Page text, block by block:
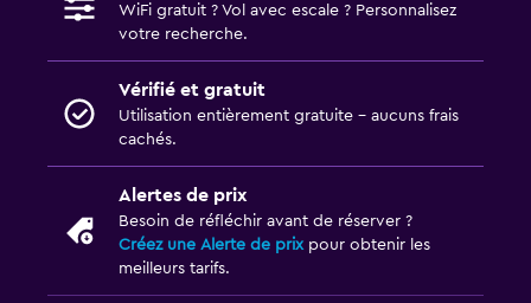
WiFi gratuit ? Vol avec escale ? Personnalisez
votre recherche.
Vérifié et gratuit
Utilisation entièrement gratuite - aucuns frais
cachés.
Alertes de prix
Besoin de réfléchir avant de réserver ?
Créez une Alerte de prix pour obtenir les
meilleurs tarifs.